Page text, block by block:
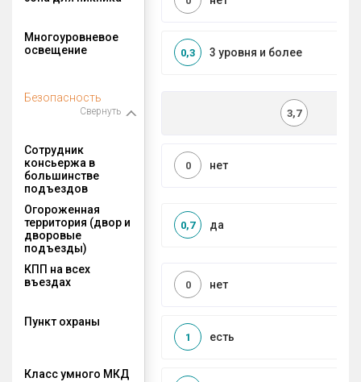
Многоуровневое
освещение
3 уровня и более
0,3
Безопасность
Свернуть 3,7
Сотрудник
консьержа в
большинстве
подъездов
нет
0
Огороженная
территория (двор и
дворовые
подъезды)
да
0,7
КПП на всех
въездах
нет
0
Пункт охраны
есть
1
Класс умного МКД